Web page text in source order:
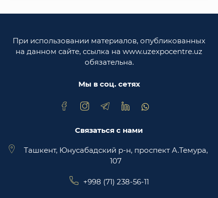
Законодательная палата Олий Мажлиса
Министерство юстиции Республики
Узбекистан
торговая площадка Trade Uzbekistan
При использовании материалов, опубликованных
на данном сайте, ссылка на www.uzexpocentre.uz
обязательна.
Мы в соц. сетях
Связаться с нами
Ташкент, Юнусабадский р-н, проспект А.Темура,
107
+998 (71) 238-56-11